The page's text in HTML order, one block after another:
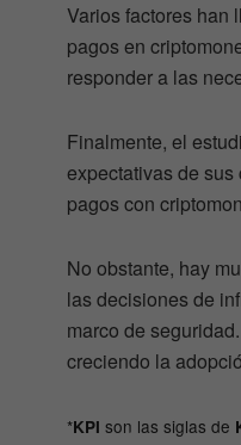
Varios factores han
pagos en
responder a las
Finalmente, el
expectativas de
pagos con
No obstante, hay
las decisiones de
marco de
creciendo la
*KPI son las siglas de